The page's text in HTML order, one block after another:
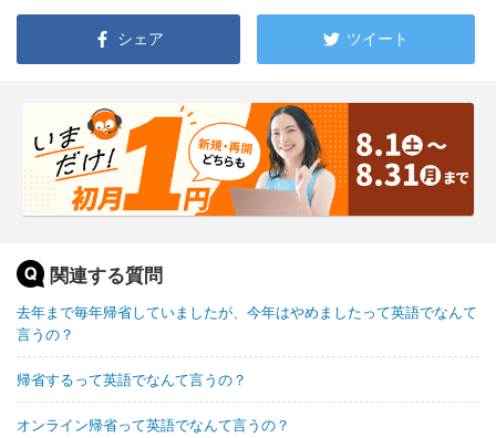
シェア ツイート
関連する質問
去年まで毎年帰省していましたが、今年はやめましたって英語でなんて
言うの？
帰省するって英語でなんて言うの？
オンライン帰省って英語でなんて言うの？